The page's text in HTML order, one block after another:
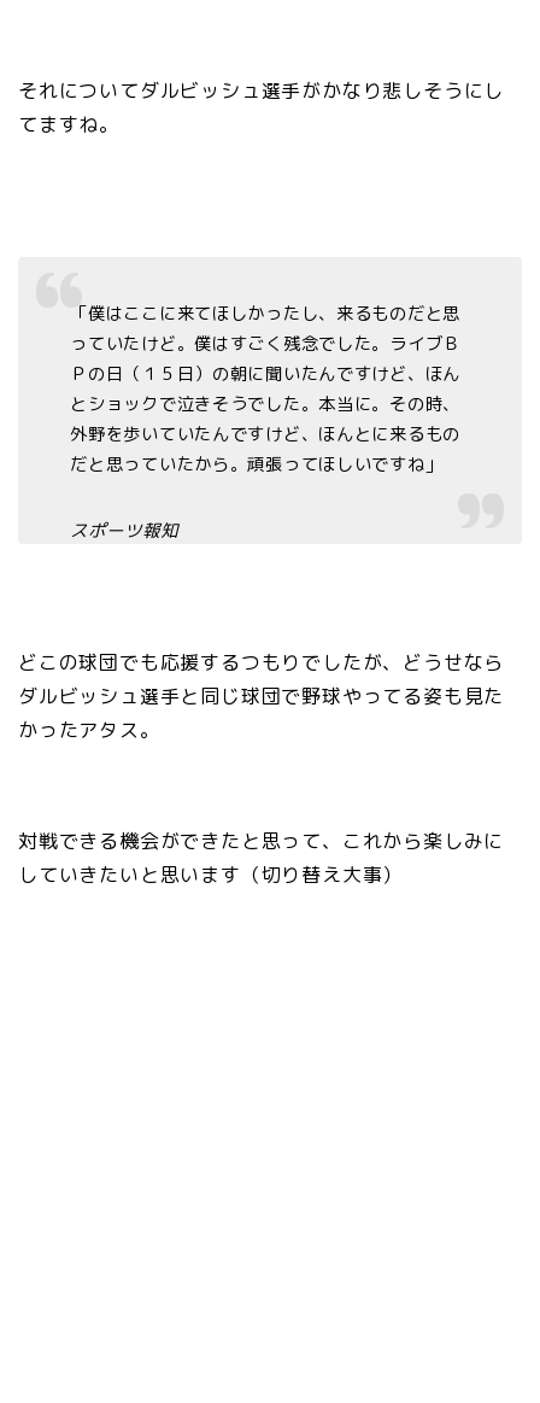
それについてダルビッシュ選手がかなり悲しそうにし
てますね。
「僕はここに来てほしかったし、来るものだと思
っていたけど。僕はすごく残念でした。ライブＢ
Ｐの日（１５日）の朝に聞いたんですけど、ほん
とショックで泣きそうでした。本当に。その時、
外野を歩いていたんですけど、ほんとに来るもの
だと思っていたから。頑張ってほしいですね」
スポーツ報知
どこの球団でも応援するつもりでしたが、どうせなら
ダルビッシュ選手と同じ球団で野球やってる姿も見た
かったアタス。
対戦できる機会ができたと思って、これから楽しみに
していきたいと思います（切り替え大事）